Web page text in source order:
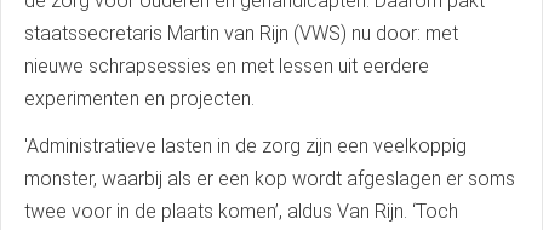
staatssecretaris Martin van Rijn (VWS) nu door: met
nieuwe schrapsessies en met lessen uit eerdere
experimenten en projecten.
'Administratieve lasten in de zorg zijn een veelkoppig
monster, waarbij als er een kop wordt afgeslagen er soms
twee voor in de plaats komen’, aldus Van Rijn. ‘Toch